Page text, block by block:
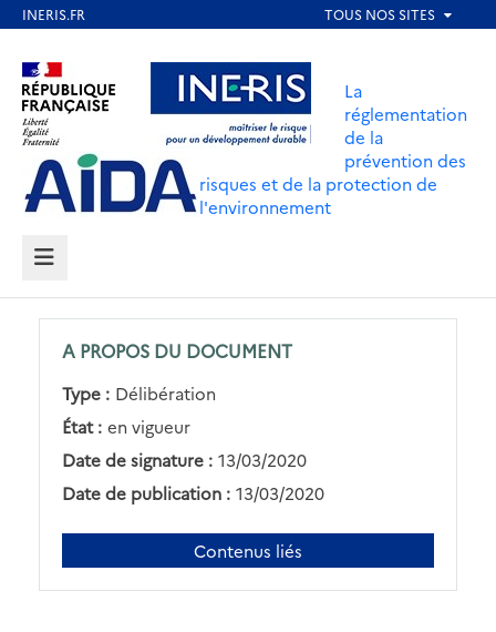
contenu
principal
Aller au contenu Aller au menu
Aller au pied de page
La
réglementation
de la
prévention des
risques et de la protection de
l'environnement
MENU
A PROPOS DU DOCUMENT
Type : Délibération
État : en vigueur
Date de signature : 13/03/2020
Date de publication : 13/03/2020
Contenus liés